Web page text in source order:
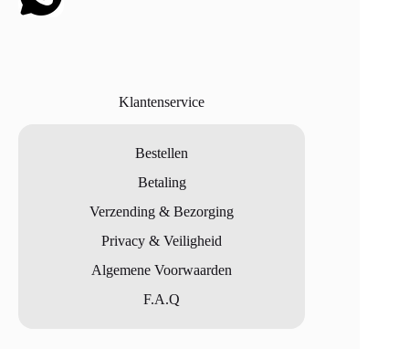
Klantenservice
Bestellen
Betaling
Verzending & Bezorging
Privacy & Veiligheid
Algemene Voorwaarden
F.A.Q